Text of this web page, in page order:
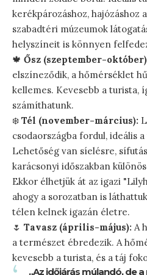
kerékpározáshoz, hajózáshoz
szabadtéri múzeumok
helyszíneit is könnyen
🍁 Ősz (szeptember-
elszíneződik, a hőmérséklet
kellemes. Kevesebb a turista,
számíthatunk.
❄️ Tél (november-március):
csodaországba fordul, ideális
Lehetőség van síelésre,
karácsonyi időszakban
Ekkor élhetjük át az igazi
ahogy a sorozatban is
télen kelnek igazán életre.
🌷 Tavasz (április-május): A
a természet ébredezik. A
kevesebb a turista, és a táj
„Az időjárás múlandó, de